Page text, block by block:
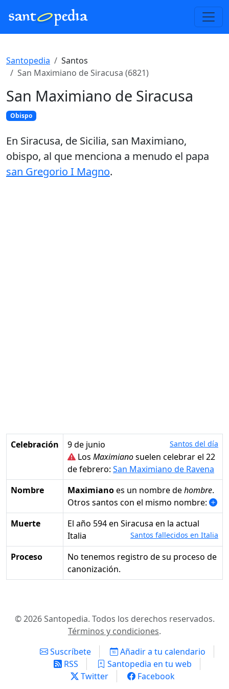
Santopedia
Santos
San Maximiano de Siracusa (6821)
San Maximiano de Siracusa
Obispo
En Siracusa, de Sicilia, san Maximiano,
obispo, al que menciona a menudo el papa
san Gregorio I Magno.
Celebración 9 de junio Santos del día
Los Maximianosuelen celebrar el 22
de febrero: San Maximiano de Ravena
Nombre
Maximianoes un nombre dehombre.
Otros santos con el mismo nombre:
Muerte
el año 594 en Siracusa en la actual
Italia
Santos fallecidos en Italia
Proceso
No tenemos registro de su proceso de
canonización.
© 2026 Santopedia. Todos los derechos reservados.
Términos y condiciones.
Suscríbete
Añadir a tu calendario
RSS
Santopedia en tu web
Twitter
Facebook